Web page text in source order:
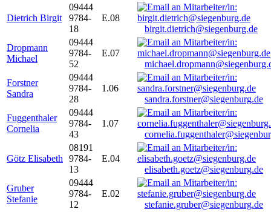
Dietrich Birgit
09444
9784-
18
E.08
birgit.dietrich@siegenburg.de
Dropmann
Michael
09444
9784-
52
E.07
Forstner
Sandra
09444
9784-
28
1.06
sandra.forstner@siegenburg.de
Fuggenthaler
Cornelia
09444
9784-
43
1.07
Götz Elisabeth
08191
9784-
13
E.04
elisabeth.goetz@siegenburg.de
Gruber
Stefanie
09444
9784-
12
E.02
stefanie.gruber@siegenburg.de